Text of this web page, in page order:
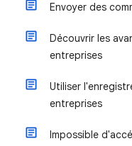
Envoyer des
Découvrir les
entreprises
Utiliser
entreprises
Impossible